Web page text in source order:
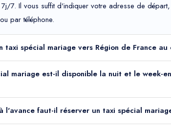
7. Il vous suffit d'indiquer votre adresse de départ,
par téléphone.
taxi spécial mariage vers Région de France
mariage est-il disponible la nuit et le
l'avance faut-il réserver un taxi spécial